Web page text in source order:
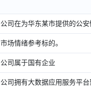
公司在为华东某市提供的公
市场情绪参考标的。
公司属于国有企业
公司拥有大数据应用服务平